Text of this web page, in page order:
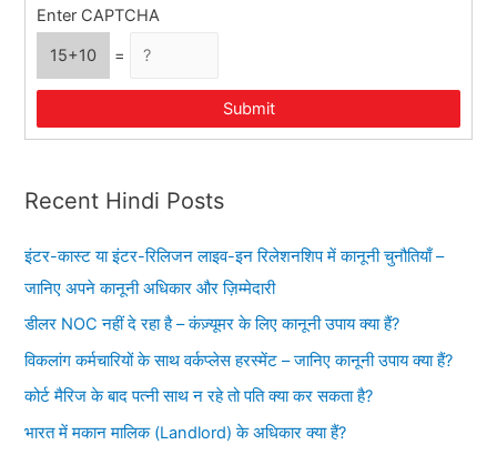
Enter CAPTCHA
15+10
=
Submit
Recent Hindi Posts
इंटर-कास्ट या इंटर-रिलिजन लाइव-इन रिलेशनशिप में कानूनी चुनौतियाँ –
जानिए अपने कानूनी अधिकार और ज़िम्मेदारी
डीलर NOC नहीं दे रहा है – कंज़्यूमर के लिए कानूनी उपाय क्या हैं?
विकलांग कर्मचारियों के साथ वर्कप्लेस हरस्मेंट – जानिए कानूनी उपाय क्या हैं?
कोर्ट मैरिज के बाद पत्नी साथ न रहे तो पति क्या कर सकता है?
भारत में मकान मालिक (Landlord) के अधिकार क्या हैं?